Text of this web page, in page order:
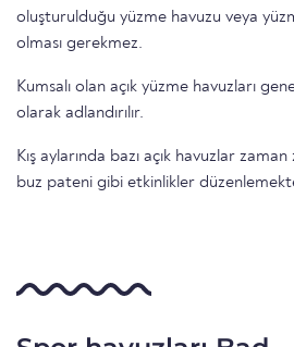
oluşturulduğu yüzme havuzu veya
olması gerekmez.
Kumsalı olan açık yüzme havuzları
olarak adlandırılır.
Kış aylarında bazı açık havuzlar
buz pateni gibi etkinlikler